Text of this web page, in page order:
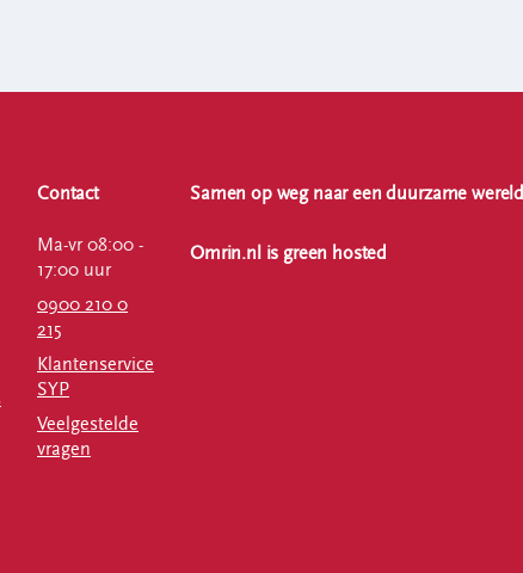
Contact
Ma-vr 08:00 -
17:00 uur
0900 210 0
215
Klantenservice
SYP
Veelgestelde
vragen
Samen op weg naar een duurzame wereld
Omrin.nl is green hosted